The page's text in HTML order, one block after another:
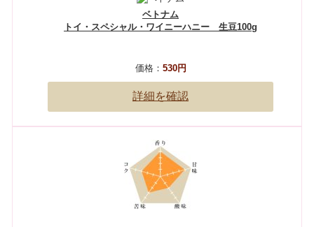
ベトナム
トイ・スペシャル・ワイニーハニー 生豆100g
価格： 530円
詳細を確認